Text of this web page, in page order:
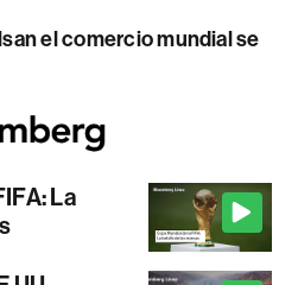
el comercio mundial se
La